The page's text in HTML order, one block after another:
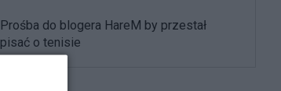
Prośba do blogera HareM by przestał
pisać o tenisie